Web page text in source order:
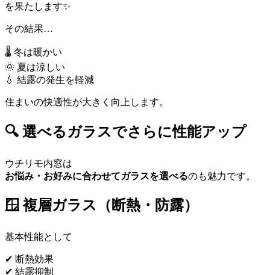
を果たします✨
その結果…
🌡️ 冬は暖かい
🌞 夏は涼しい
💧 結露の発生を軽減
住まいの快適性が大きく向上します。
🔍 選べるガラスでさらに性能アップ
ウチリモ内窓は
お悩み・お好みに合わせてガラスを選べるのも魅力です。
🪟 複層ガラス（断熱・防露）
基本性能として
✔ 断熱効果
✔ 結露抑制